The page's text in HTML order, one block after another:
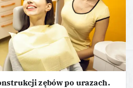
zębów po urazach.